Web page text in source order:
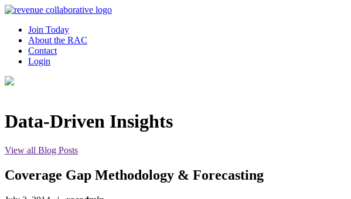
Join Today
About the RAC
Contact
Login
Data-Driven Insights
View all Blog Posts
Coverage Gap Methodology & Forecasting